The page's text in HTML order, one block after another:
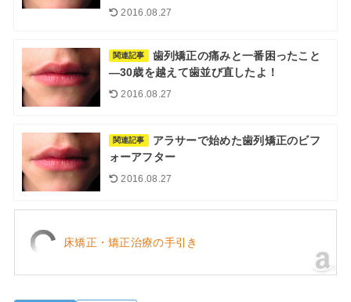
2016.08.27
関連記事
歯列矯正の痛みと一番困ったこと
―30歳を越えて歯並び直したよ！
2016.08.27
関連記事
アラサーで始めた歯列矯正のビフ
ォーアフター
2016.08.27
床矯正・矯正治療の手引き